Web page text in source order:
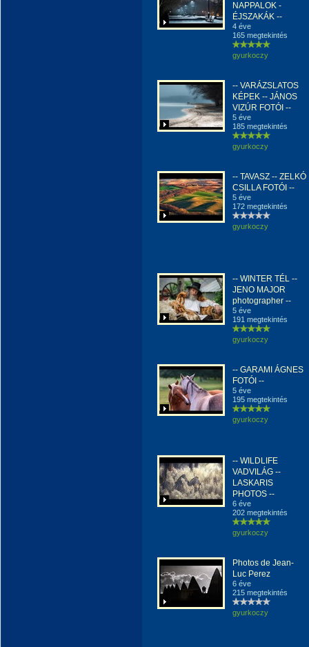
NAPPALOK -
ÉJSZAKÁK --
4 éve
165 megtekintés
gyurkoczy
-- VARÁZSLATOS
KÉPEK -- JÁNOS
VIZÚR FOTÓI --
5 éve
185 megtekintés
gyurkoczy
-- TAVASZ -- ZELKÓ
CSILLA FOTÓI --
5 éve
172 megtekintés
gyurkoczy
-- WINTER TÉL --
JENO MAJOR
photographer --
5 éve
191 megtekintés
gyurkoczy
-- GARAMI ÁGNES
FOTÓI --
5 éve
195 megtekintés
gyurkoczy
-- WILDLIFE
VADVILÁG --
LASKARIS
PHOTOS --
6 éve
202 megtekintés
gyurkoczy
Photos de Jean-
Luc Perez
6 éve
215 megtekintés
gyurkoczy